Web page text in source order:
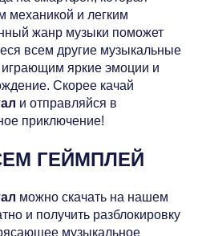
механикой и легким
жанр музыки поможет
всем другие музыкальные
яркие эмоции и
Скорее качай
и отправляйся в
приключение!
ГЕЙМПЛЕЙ
можно скачать на нашем
и получить разблокировку
музыкальное